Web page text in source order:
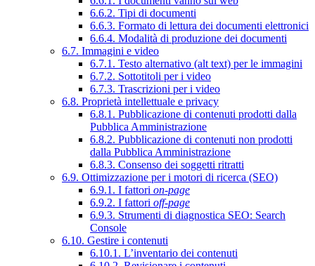
6.6.2. Tipi di documenti
6.6.3. Formato di lettura dei documenti elettronici
6.6.4. Modalità di produzione dei documenti
6.7. Immagini e video
6.7.1. Testo alternativo (alt text) per le immagini
6.7.2. Sottotitoli per i video
6.7.3. Trascrizioni per i video
6.8. Proprietà intellettuale e privacy
6.8.1. Pubblicazione di contenuti prodotti dalla
Pubblica Amministrazione
6.8.2. Pubblicazione di contenuti non prodotti
dalla Pubblica Amministrazione
6.8.3. Consenso dei soggetti ritratti
6.9. Ottimizzazione per i motori di ricerca (SEO)
6.9.1. I fattori on-page
6.9.2. I fattori off-page
6.9.3. Strumenti di diagnostica SEO: Search
Console
6.10. Gestire i contenuti
6.10.1. L’inventario dei contenuti